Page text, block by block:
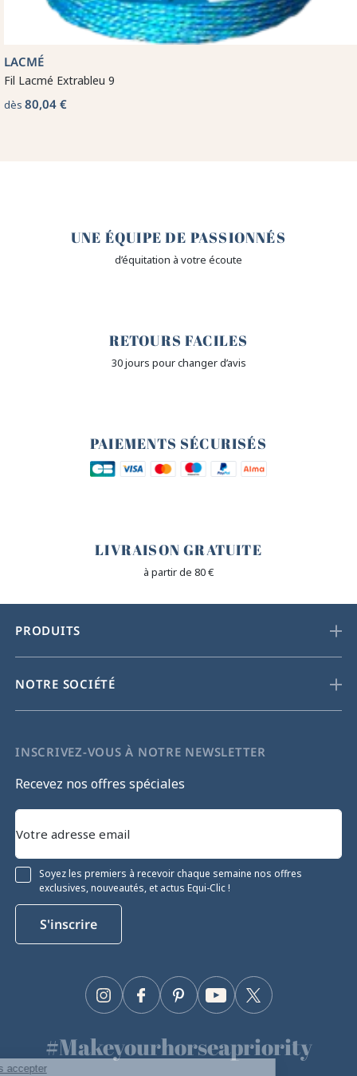
Continuer sans accepter
LACMÉ
Fil Lacmé Extrableu 9
dès 80,04 €
UNE ÉQUIPE DE PASSIONNÉS
d’équitation à votre écoute
RETOURS FACILES
30 jours pour changer d’avis
PAIEMENTS SÉCURISÉS
LIVRAISON GRATUITE
à partir de 80 €
PRODUITS
NOTRE SOCIÉTÉ
INSCRIVEZ-VOUS À NOTRE NEWSLETTER
Recevez nos offres spéciales
Soyez les premiers à recevoir chaque semaine nos offres
exclusives, nouveautés, et actus Equi-Clic !
S'inscrire
Facebook Twitter
YouTube
Pinterest
Instagram
#Makeyourhorseapriority